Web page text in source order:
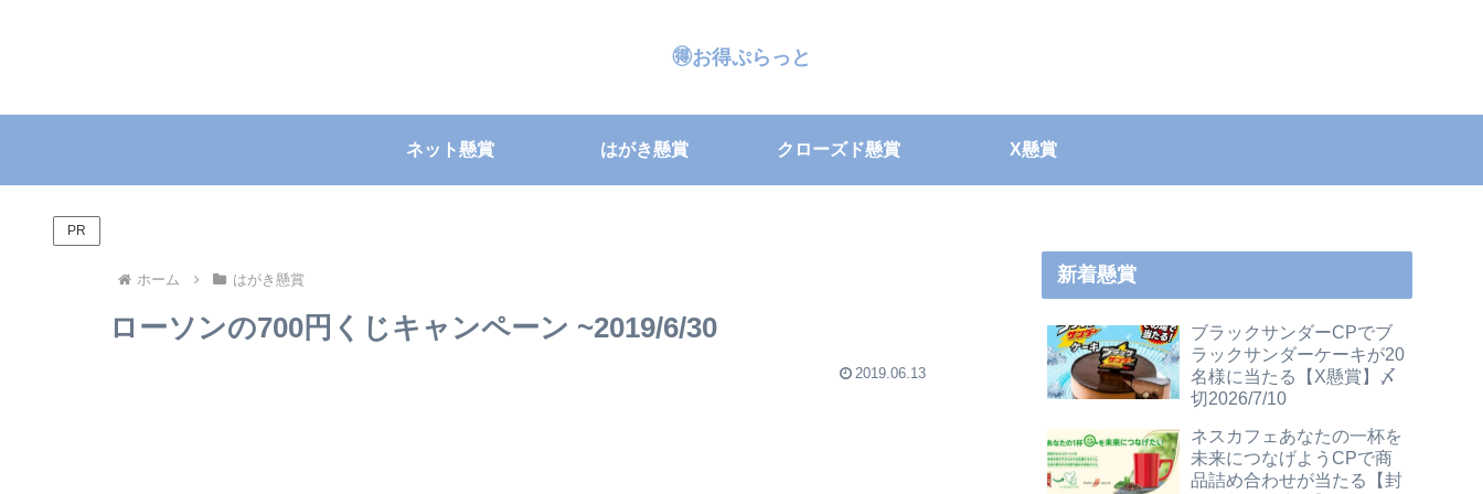
🉐お得ぷらっと
ネット懸賞 はがき懸賞 クローズド懸賞 X懸賞
PR
ホーム はがき懸賞
ローソンの700円くじキャンペーン ~2019/6/30
2019.06.13
新着懸賞
ブラックサンダーCPでブ
ラックサンダーケーキが20
名様に当たる【X懸賞】〆
切2026/7/10
ネスカフェあなたの一杯を
未来につなげようCPで商
品詰め合わせが当たる【封